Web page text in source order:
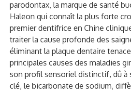
parodontax, la marque de santé
Haleon qui connaît la plus forte
premier dentifrice en Chine
traiter la cause profonde des
éliminant la plaque dentaire
principales causes des maladies
son profil sensoriel distinctif, dû à
clé, le bicarbonate de sodium,